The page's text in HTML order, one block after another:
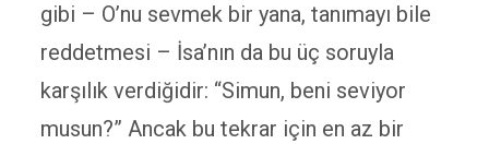
gibi – O’nu sevmek bir yana, tanımayı bile
reddetmesi – İsa’nın da bu üç soruyla
karşılık verdiğidir: “Simun, beni seviyor
musun?” Ancak bu tekrar için en az bir